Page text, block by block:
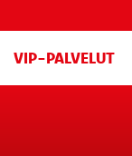
VIP-PALVELUT